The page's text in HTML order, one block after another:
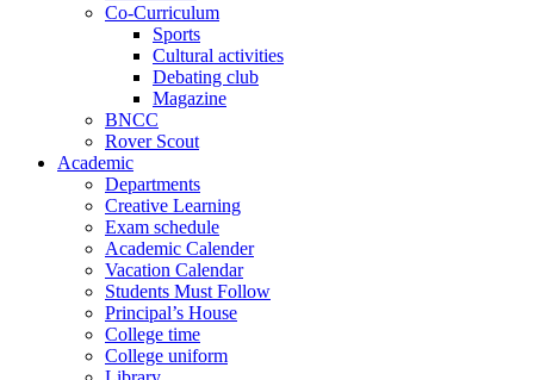
Co-Curriculum
Sports
Cultural activities
Debating club
Magazine
BNCC
Rover Scout
Academic
Departments
Creative Learning
Exam schedule
Academic Calender
Vacation Calendar
Students Must Follow
Principal’s House
College time
College uniform